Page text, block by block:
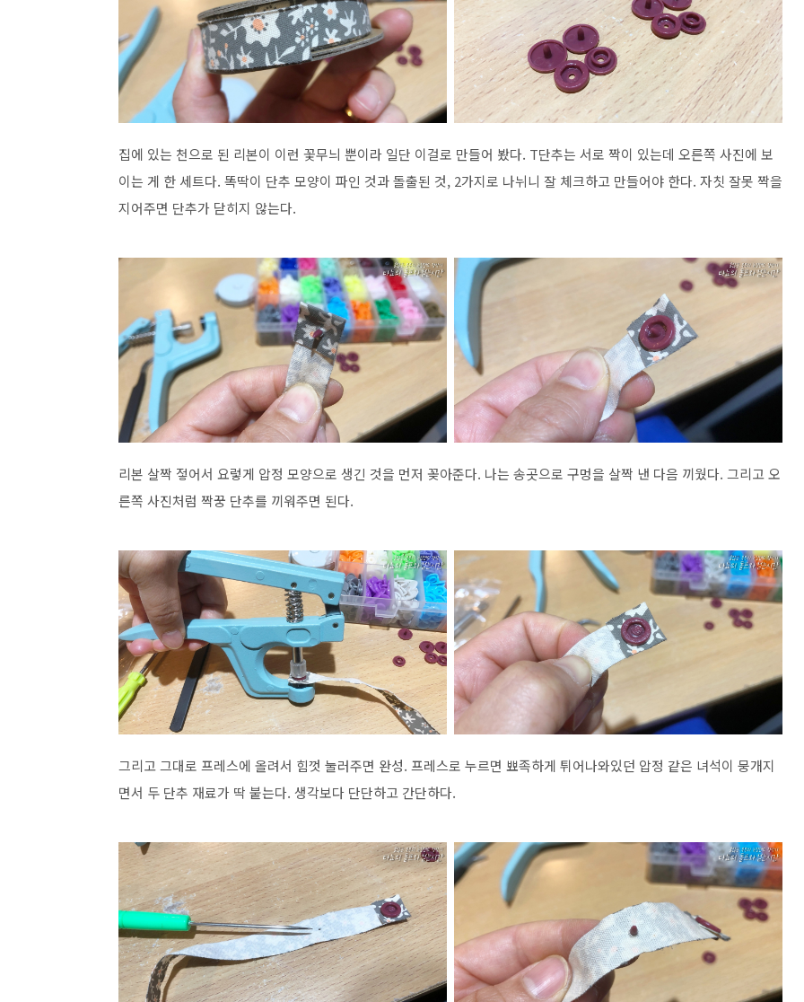
집에 있는 천으로 된 리본이 이런 꽃무늬 뿐이라 일단 이걸로 만들어 봤다. T단추는 서로 짝이 있는데 오른쪽 사진에 보
이는 게 한 세트다. 똑딱이 단추 모양이 파인 것과 돌출된 것, 2가지로 나뉘니 잘 체크하고 만들어야 한다. 자칫 잘못 짝을
지어주면 단추가 닫히지 않는다.
리본 살짝 젛어서 요렇게 압정 모양으로 생긴 것을 먼저 꽂아준다. 나는 송곳으로 구멍을 살짝 낸 다음 끼웠다. 그리고 오
른쪽 사진처럼 짝꿍 단추를 끼워주면 된다.
그리고 그대로 프레스에 올려서 힘껏 눌러주면 완성. 프레스로 누르면 뾰족하게 튀어나와있던 압정 같은 녀석이 뭉개지
면서 두 단추 재료가 딱 붙는다. 생각보다 단단하고 간단하다.